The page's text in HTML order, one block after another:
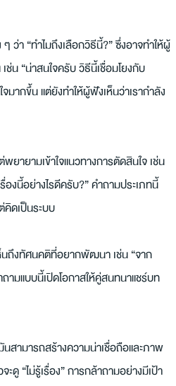
ว่า “ทำไมถึงเลือกวิธีนี้?” ซึ่งอาจทำให้ผู้
ช่น “น่าสนใจครับ วิธีนี้เชื่อมโยงกับ
ากขึ้น แต่ยังทำให้ผู้ฟังเห็นว่าเรากำลัง
ายามเข้าใจแนวทางการตัดสินใจ เช่น
งนี้อย่างไรดีครับ?” คำถามประเภทนี้
คิดเป็นระบบ
นถึงทัศนคติที่อยากพัฒนา เช่น “จาก
มแบบนี้เปิดโอกาสให้คู่สนทนาแชร์บท
นสามารถสร้างความน่าเชื่อถือและภาพ
ดู “ไม่รู้เรื่อง” การกล้าถามอย่างมีเป้า